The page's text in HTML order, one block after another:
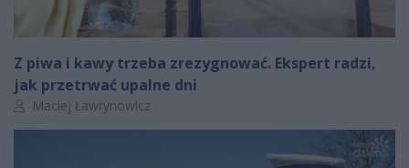
Z piwa i kawy trzeba zrezygnować. Ekspert radzi,
jak przetrwać upalne dni
Autor artykułu:
Maciej Ławrynowicz